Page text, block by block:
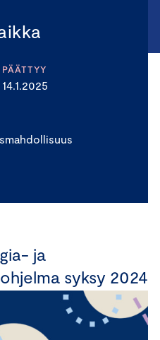
PÄÄTTYY
14.1.2025
ja
syksy 2024